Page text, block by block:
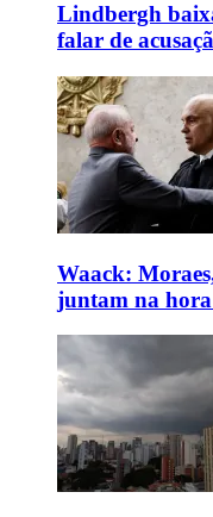
Lindbergh
falar de
Waack:
juntam na